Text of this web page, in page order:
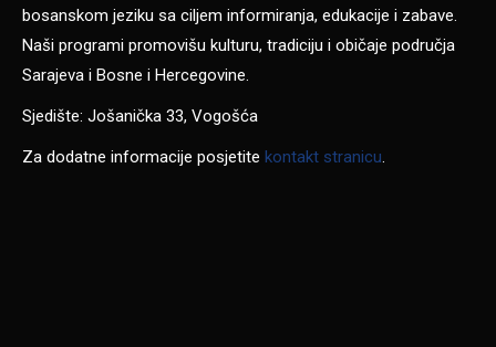
bosanskom jeziku sa ciljem informiranja, edukacije i zabave.
Naši programi promovišu kulturu, tradiciju i običaje područja
Sarajeva i Bosne i Hercegovine.
Sjedište: Jošanička 33, Vogošća
Za dodatne informacije posjetite kontakt stranicu.